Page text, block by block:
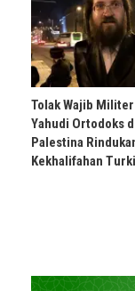
Tolak Wajib
Yahudi Ortodoks
Palestina
Kekhalifahan